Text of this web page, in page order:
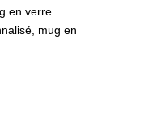
en verre
mug en